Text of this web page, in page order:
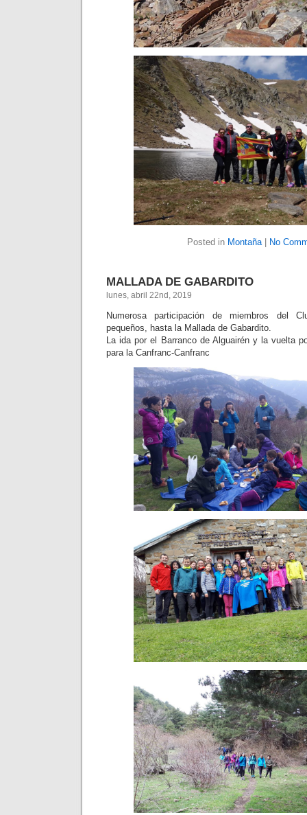
Posted in Montaña| No
MALLADA DE GABARDITO
lunes, abril 22nd, 2019
Numerosa participación de miembros del
pequeños, hasta la Mallada de Gabardito.
La ida por el Barranco de Alguairén y la vuelta
para la Canfranc-Canfranc